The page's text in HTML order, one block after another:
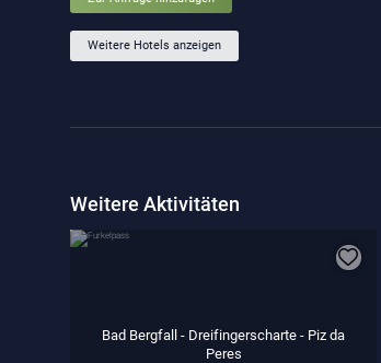
Weitere Hotels anzeigen
Weitere Aktivitäten
Bad Bergfall - Dreifingerscharte - Piz da
Peres